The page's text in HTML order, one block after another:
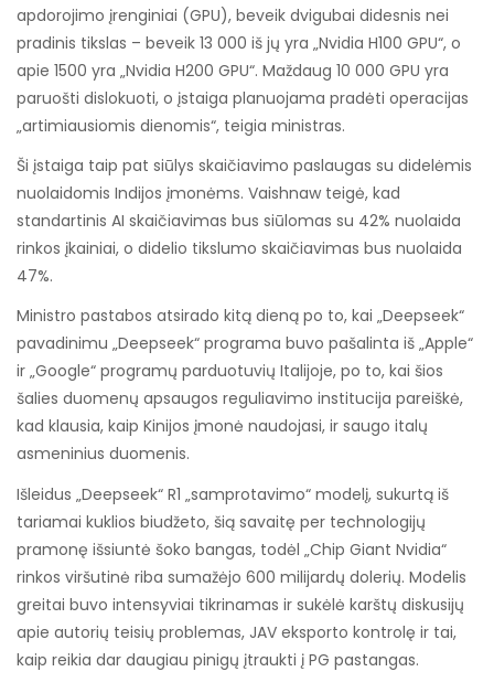
apdorojimo įrenginiai (GPU), beveik dvigubai didesnis nei
pradinis tikslas – beveik 13 000 iš jų yra „Nvidia H100 GPU“, o
apie 1500 yra „Nvidia H200 GPU“. Maždaug 10 000 GPU yra
paruošti dislokuoti, o įstaiga planuojama pradėti operacijas
„artimiausiomis dienomis“, teigia ministras.
Ši įstaiga taip pat siūlys skaičiavimo paslaugas su didelėmis
nuolaidomis Indijos įmonėms. Vaishnaw teigė, kad
standartinis AI skaičiavimas bus siūlomas su 42% nuolaida
rinkos įkainiai, o didelio tikslumo skaičiavimas bus nuolaida
47%.
Ministro pastabos atsirado kitą dieną po to, kai „Deepseek“
pavadinimu „Deepseek“ programa buvo pašalinta iš „Apple“
ir „Google“ programų parduotuvių Italijoje, po to, kai šios
šalies duomenų apsaugos reguliavimo institucija pareiškė,
kad klausia, kaip Kinijos įmonė naudojasi, ir saugo italų
asmeninius duomenis.
Išleidus „Deepseek“ R1 „samprotavimo“ modelį, sukurtą iš
tariamai kuklios biudžeto, šią savaitę per technologijų
pramonę išsiuntė šoko bangas, todėl „Chip Giant Nvidia“
rinkos viršutinė riba sumažėjo 600 milijardų dolerių. Modelis
greitai buvo intensyviai tikrinamas ir sukėlė karštų diskusijų
apie autorių teisių problemas, JAV eksporto kontrolę ir tai,
kaip reikia dar daugiau pinigų įtraukti į PG pastangas.